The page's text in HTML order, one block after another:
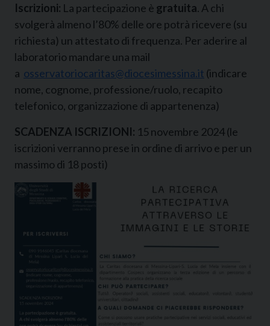
Iscrizioni: La partecipazione è gratuita. A chi
svolgerà almeno l’80% delle ore potrà ricevere (su
richiesta) un attestato di frequenza. Per aderire al
laboratorio mandare una mail
a osservatoriocaritas@diocesimessina.it (indicare
nome, cognome, professione/ruolo, recapito
telefonico, organizzazione di appartenenza)
SCADENZA ISCRIZIONI: 15 novembre 2024 (le
iscrizioni verranno prese in ordine di arrivo e per un
massimo di 18 posti)